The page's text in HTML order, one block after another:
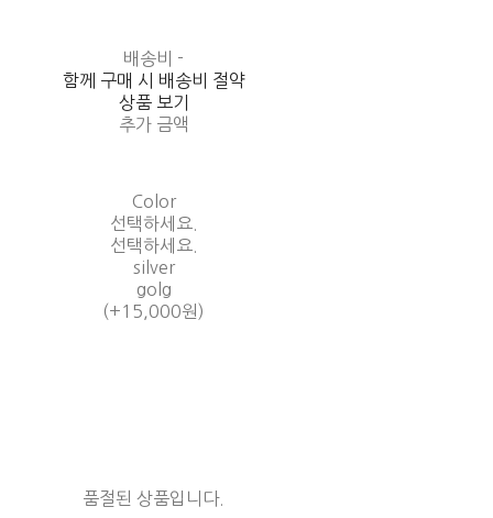
배송비 -
함께 구매 시 배송비 절약
상품 보기
추가 금액
Color
선택하세요.
선택하세요.
silver
golg
(+15,000원)
품절된 상품입니다.